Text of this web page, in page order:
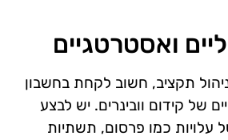
ואסטרטגיים
תקציב, חשוב לקחת בחשבון
של קידום וובינרים. יש לבצע
כמו פרסום, תשתיות